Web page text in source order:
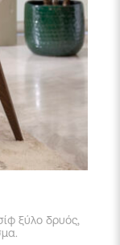
ξύλο δρυός,